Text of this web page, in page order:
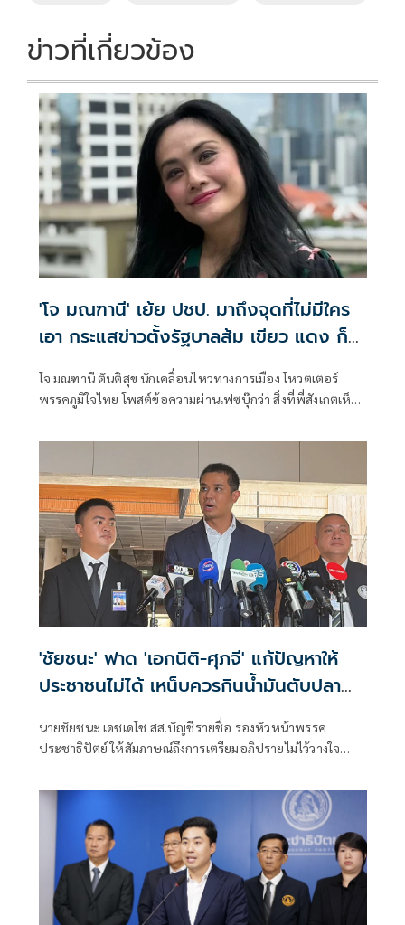
ข่าวที่เกี่ยวข้อง
'โจ มณฑานี' เย้ย ปชป. มาถึงจุดที่ไม่มีใคร
เอา กระแสข่าวตั้งรัฐบาลส้ม เขียว แดง ก็
โจ มณฑานี ตันติสุข นักเคลื่อนไหวทางการเมือง โหวตเตอร์
พรรคภูมิใจไทย โพสต์ข้อความผ่านเฟซบุ๊กว่า สิ่งที่พี่สังเกตเห็น
ที่เป็นพรรคที่ทุกฝั่งลืมได้ไงเนี้ย
'ชัยชนะ' ฟาด 'เอกนิติ-ศุภจี' แก้ปัญหาให้
ประชาชนไม่ได้ เหน็บควรกินน้ำมันตับปลา
นายชัยชนะ เดชเดโช สส.บัญชีรายชื่อ รองหัวหน้าพรรค
ประชาธิปัตย์ ให้สัมภาษณ์ถึงการเตรียมอภิปรายไม่ไว้วางใจ
ไหร่ที่ฝ่ายค้านมีมติว่ายื่นอภิปรายไม่ไว้วางใจ พรรคร่วมฝ่าย
ค้านก็จะนำเรื่องกลับหารือแต่ละพรรค ยืนยันว่ามีความพร้อม
อยู่แล้ว ซึ่งต้องดูไทม์ไลน์ว่าพรรคประชาชนกำหนดช่วงไหน
เพราะเมื่อเปิดสภามา